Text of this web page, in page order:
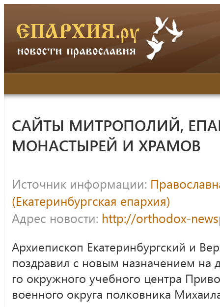
САЙТЫ МИТРОПОЛИЙ,
МОНАСТЫРЕЙ И ХРАМОВ
Источник информации:
(Екатеринбургская епархия)
Адрес новости: http://orthodox-
Архиепископ Екатеринбургский и
поздравил с новым назначением на
го окружного учебного центра
военного округа полковника